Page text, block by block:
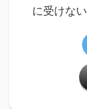
に受けな